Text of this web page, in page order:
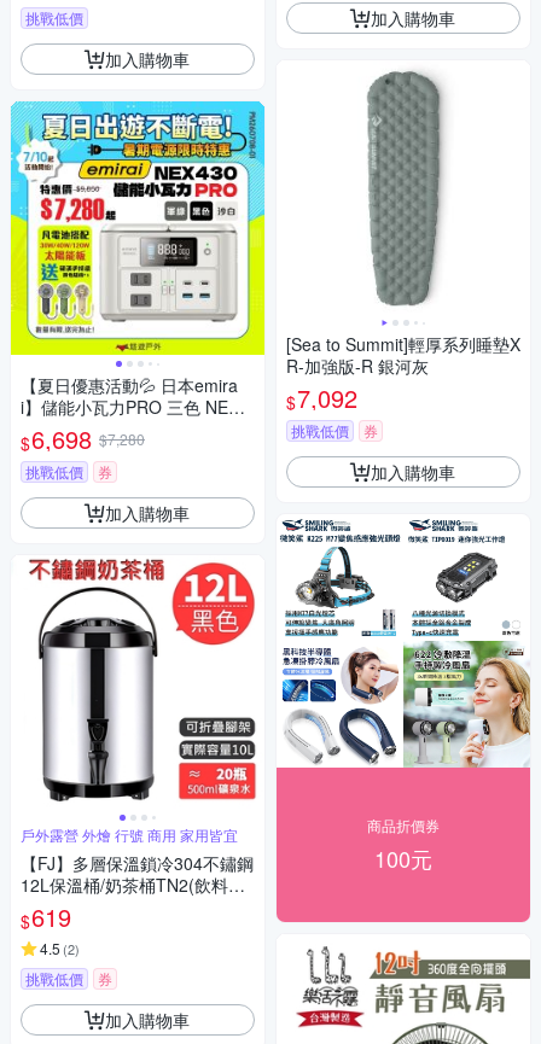
挑戰低價
加入購物車
【夏日優惠活動💦 日本emira
i】儲能小瓦力PRO 三色 NEX4
30 戶外電源 迷你行動電源 Typ
e-C 登山 露營 悠遊戶外
$6,698 $7,280
挑戰低價
券
加入購物車
戶外露營 外燴 行號 商用 家用皆宜
【FJ】多層保溫鎖冷304不鏽鋼
12L保溫桶/奶茶桶TN2(飲料桶
茶桶 茶飲店保溫桶 冰桶)
$619
4.5 (2)
挑戰低價 券
加入購物車
加入購物車
[Sea to Summit]輕厚系列睡墊X
R-加強版-R 銀河灰
$7,092
挑戰低價 券
加入購物車
商品折價券
100元